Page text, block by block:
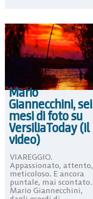
Mario
Giannecchini, sei
mesi di foto su
VersiliaToday (il
video)
VIAREGGIO.
Appassionato, attento,
meticoloso. E ancora
puntale, mai scontato.
Mario Giannecchini,